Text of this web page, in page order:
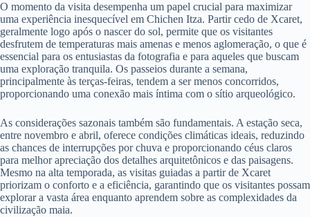
O momento da visita desempenha um papel crucial para maximizar
uma experiência inesquecível em Chichen Itza. Partir cedo de Xcaret,
geralmente logo após o nascer do sol, permite que os visitantes
desfrutem de temperaturas mais amenas e menos aglomeração, o que é
essencial para os entusiastas da fotografia e para aqueles que buscam
uma exploração tranquila. Os passeios durante a semana,
principalmente às terças-feiras, tendem a ser menos concorridos,
proporcionando uma conexão mais íntima com o sítio arqueológico.
As considerações sazonais também são fundamentais. A estação seca,
entre novembro e abril, oferece condições climáticas ideais, reduzindo
as chances de interrupções por chuva e proporcionando céus claros
para melhor apreciação dos detalhes arquitetônicos e das paisagens.
Mesmo na alta temporada, as visitas guiadas a partir de Xcaret
priorizam o conforto e a eficiência, garantindo que os visitantes possam
explorar a vasta área enquanto aprendem sobre as complexidades da
civilização maia.